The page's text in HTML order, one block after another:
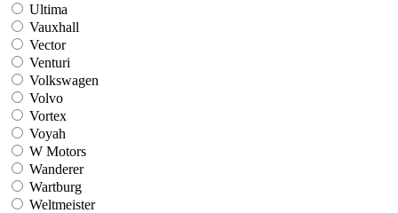
Ultima
Vauxhall
Vector
Venturi
Volkswagen
Volvo
Vortex
Voyah
W Motors
Wanderer
Wartburg
Weltmeister